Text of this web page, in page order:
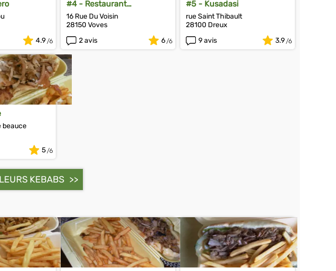
4.9
#4 - Restaurant
Méditerranée
16 Rue Du Voisin
28150 Voves
2 avis
6
#5 - Kusadasi
rue Saint Thibault
28100 Dreux
9 avis
3.9
beauce
5
KEBABS